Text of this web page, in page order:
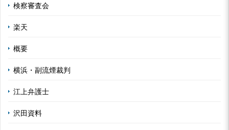
検察審査会
楽天
概要
横浜・副流煙裁判
江上弁護士
沢田資料